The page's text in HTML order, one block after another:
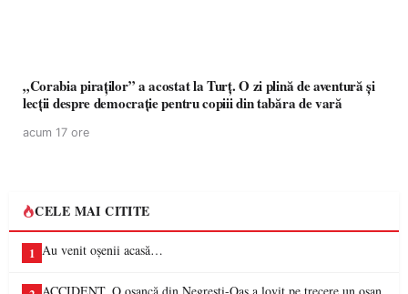
„Corabia piraților” a acostat la Turț. O zi plină de aventură și
lecții despre democrație pentru copiii din tabăra de vară
acum 17 ore
CELE MAI CITITE
1 Au venit oșenii acasă…